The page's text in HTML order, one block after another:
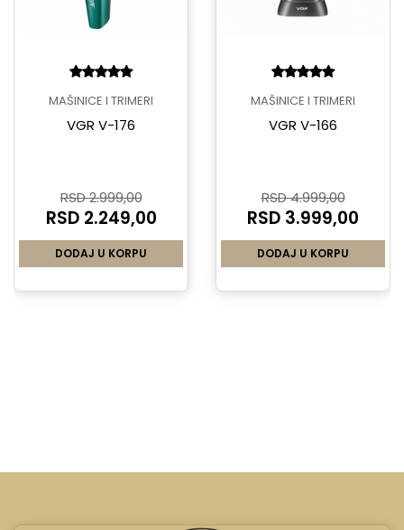
MAŠINICE I TRIMERI
VGR V-176
RSD 2.999,00
RSD 2.249,00
DODAJ U KORPU
MAŠINICE I TRIMERI
VGR V-166
RSD 4.999,00
RSD 3.999,00
DODAJ U KORPU